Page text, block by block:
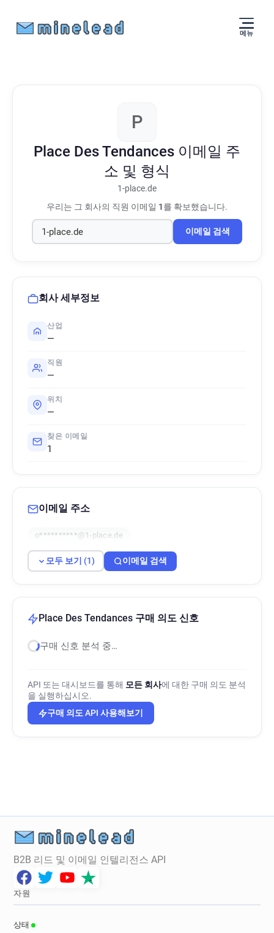
메뉴
P
Place Des Tendances 이메일 주
소 및 형식
1-place.de
우리는 그 회사의 직원 이메일 1를 확보했습니다.
이메일 검색
회사 세부정보
산업
—
직원
—
위치
—
찾은 이메일
1
이메일 주소
o**********@1-place.de
모두 보기 (1) 이메일 검색
Place Des Tendances 구매 의도 신호
구매 신호 분석 중…
API 또는 대시보드를 통해 모든 회사에 대한 구매 의도 분석
을 실행하십시오.
구매 의도 API 사용해보기
B2B 리드 및 이메일 인텔리전스 API
자원
상태